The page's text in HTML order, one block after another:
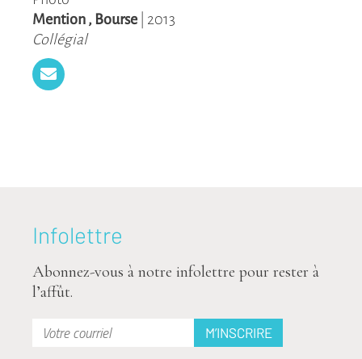
Mention , Bourse
2013
Collégial
Infolettre
Abonnez-vous à notre infolettre pour rester à
l’affût.